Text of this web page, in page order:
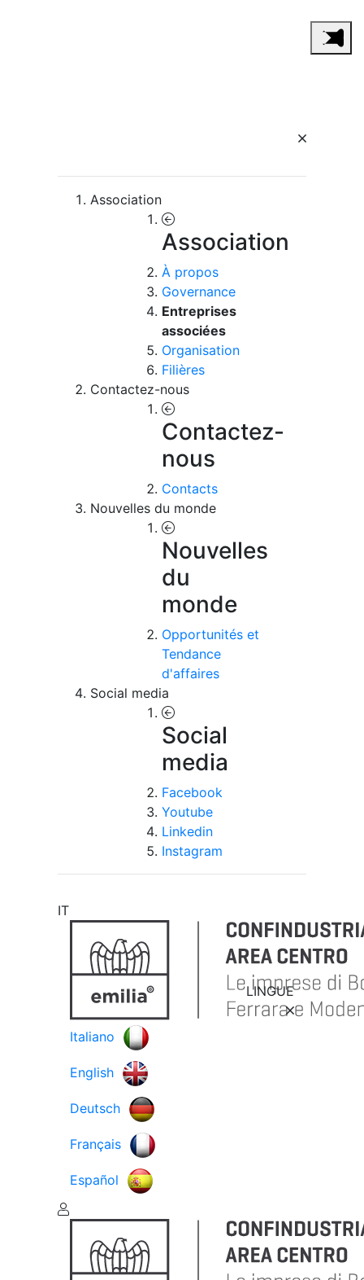
Association
Association
À propos
Governance
Entreprises
associées
Organisation
Filières
Contactez-nous
Contactez-
nous
Contacts
Nouvelles du monde
Nouvelles
du
monde
Opportunités et
Tendance
d'affaires
Social media
Social
media
Facebook
Youtube
Linkedin
Instagram
IT
LINGUE
Italiano
English
Deutsch
Français
Español